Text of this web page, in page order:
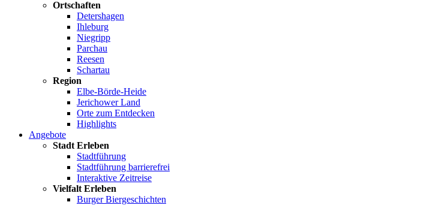
Ortschaften
Detershagen
Ihleburg
Niegripp
Parchau
Reesen
Schartau
Region
Elbe-Börde-Heide
Jerichower Land
Orte zum Entdecken
Highlights
Angebote
Stadt Erleben
Stadtführung
Stadtführung barrierefrei
Interaktive Zeitreise
Vielfalt Erleben
Burger Biergeschichten